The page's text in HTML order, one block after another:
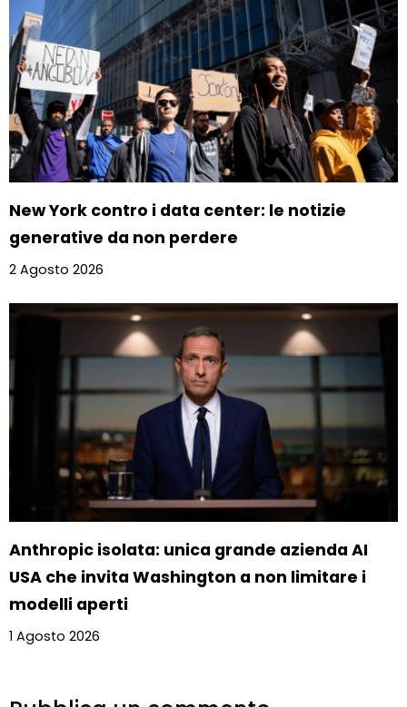
New York contro i data center: le notizie
generative da non perdere
2 Agosto 2026
Anthropic isolata: unica grande azienda AI
USA che invita Washington a non limitare i
modelli aperti
1 Agosto 2026